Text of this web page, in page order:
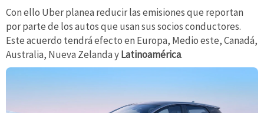
Con ello Uber planea reducir las emisiones que reportan
por parte de los autos que usan sus socios conductores.
Este acuerdo tendrá efecto en Europa, Medio este, Canadá,
Australia, Nueva Zelanda yLatinoamérica.